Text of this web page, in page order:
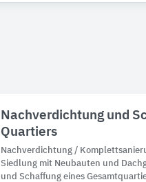
Nachverdichtung und
Quartiers
Nachverdichtung /
Siedlung mit Neubauten und
und Schaffung eines